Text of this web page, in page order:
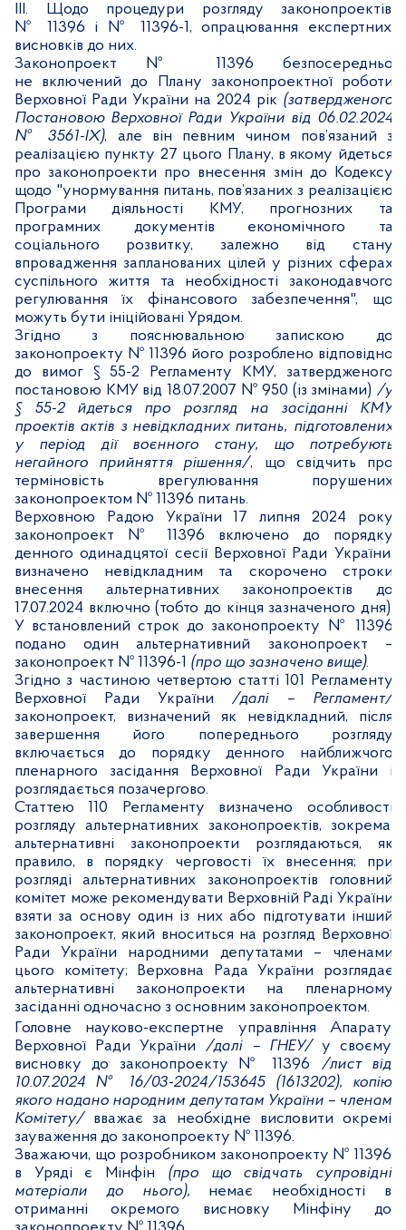
ІІІ. Щодо процедури розгляду законопроектів
№ 11396 і № 11396-1, опрацювання експертних
висновків до них.
Законопроект № 11396 безпосередньо
не включений до Плану законопроектної роботи
Верховної Ради України на 2024 рік (затвердженого
Постановою Верховної Ради України від 06.02.2024
№ 3561-IX), але він певним чином пов’язаний з
реалізацією пункту 27 цього Плану, в якому йдеться
про законопроекти про внесення змін до Кодексу
щодо "унормування питань, пов’язаних з реалізацією
Програми діяльності КМУ, прогнозних та
програмних документів економічного та
соціального розвитку, залежно від стану
впровадження запланованих цілей у різних сферах
суспільного життя та необхідності законодавчого
регулювання їх фінансового забезпечення", що
можуть бути ініційовані Урядом.
Згідно з пояснювальною запискою до
законопроекту № 11396 його розроблено відповідно
до вимог § 55-2 Регламенту КМУ, затвердженого
постановою КМУ від 18.07.2007 № 950 (із змінами) /у
§ 55-2 йдеться про розгляд на засіданні КМУ
проектів актів з невідкладних питань, підготовлених
у період дії воєнного стану, що потребують
негайного прийняття рішення/, що свідчить про
терміновість врегулювання порушених
законопроектом № 11396 питань.
Верховною Радою України 17 липня 2024 року
законопроект № 11396 включено до порядку
денного одинадцятої сесії Верховної Ради України,
визначено невідкладним та скорочено строки
внесення альтернативних законопроектів до
17.07.2024 включно (тобто до кінця зазначеного дня).
У встановлений строк до законопроекту № 11396
подано один альтернативний законопроект –
законопроект № 11396-1 (про що зазначено вище).
Згідно з частиною четвертою статті 101 Регламенту
Верховної Ради України /далі – Регламент/
законопроект, визначений як невідкладний, після
завершення його попереднього розгляду
включається до порядку денного найближчого
пленарного засідання Верховної Ради України і
розглядається позачергово.
Статтею 110 Регламенту визначено особливості
розгляду альтернативних законопроектів, зокрема:
альтернативні законопроекти розглядаються, як
правило, в порядку черговості їх внесення; при
розгляді альтернативних законопроектів головний
комітет може рекомендувати Верховній Раді України
взяти за основу один із них або підготувати інший
законопроект, який вноситься на розгляд Верховної
Ради України народними депутатами – членами
цього комітету; Верховна Рада України розглядає
альтернативні законопроекти на пленарному
засіданні одночасно з основним законопроектом.
Головне науково-експертне управління Апарату
Верховної Ради України /далі – ГНЕУ/у своєму
висновку до законопроекту № 11396 /лист від
10.07.2024 № 16/03-2024/153645(1613202),
копію
якого надано народним депутатам України – членам
Комітету/вважає за необхідне висловити окремі
зауваження до законопроекту № 11396.
Зважаючи, що розробником законопроекту № 11396
в Уряді є Мінфін (про що свідчать супровідні
матеріали до нього), немає необхідності в
отриманні окремого висновку Мінфіну до